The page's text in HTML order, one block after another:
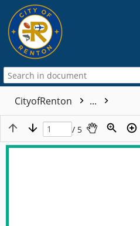
CityofRenton ...
/ 5